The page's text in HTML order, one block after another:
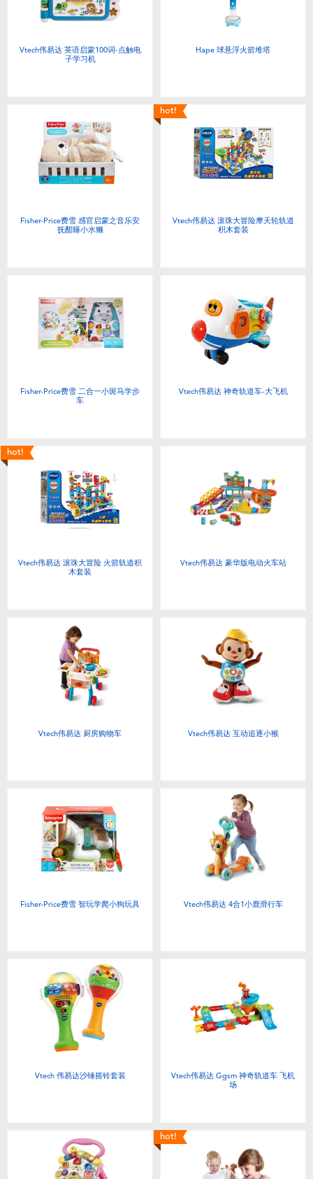
Vtech伟易达 英语启蒙100词-点触电
子学习机
Hape 球悬浮火箭堆塔
Fisher-Price费雪 感官启蒙之音乐安
抚酣睡小水獭
hot!
Vtech伟易达 滚珠大冒险摩天轮轨道
积木套装
Fisher-Price费雪 二合一小斑马学步
车
Vtech伟易达 神奇轨道车-大飞机
hot!
Vtech伟易达 滚珠大冒险 火箭轨道积
木套装
Vtech伟易达 豪华版电动火车站
Vtech伟易达 厨房购物车 Vtech伟易达 互动追逐小猴
Fisher-Price费雪 智玩学爬小狗玩具 Vtech伟易达 4合1小鹿滑行车
Vtech 伟易达沙锤摇铃套装
Vtech伟易达 Ggsm 神奇轨道车 飞机
场
hot!